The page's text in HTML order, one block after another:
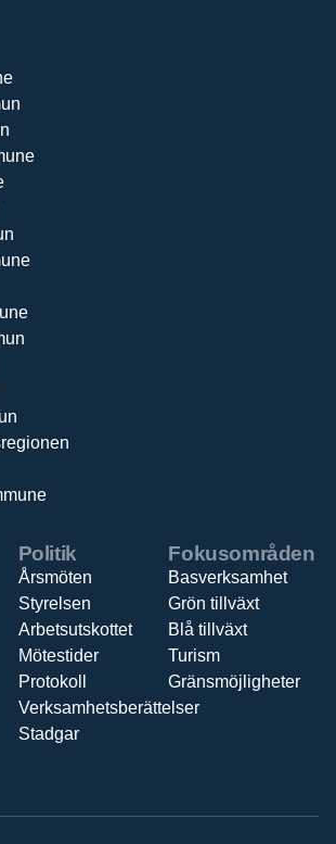
Politik
Årsmöten
Styrelsen
Arbetsutskottet
Mötestider
Protokoll
Verksamhetsberättelser
Stadgar
Fokusområden
Basverksamhet
Grön tillväxt
Blå tillväxt
Turism
Gränsmöjligheter